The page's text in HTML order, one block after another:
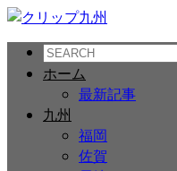
ホーム
最新記事
九州
福岡
佐賀